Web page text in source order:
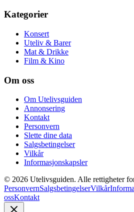
Kategorier
Konsert
Uteliv & Barer
Mat & Drikke
Film & Kino
Om oss
Om Utelivsguiden
Annonsering
Kontakt
Personvern
Slette dine data
Salgsbetingelser
Vilkår
Informasjonskapsler
© 2026 Utelivsguiden. Alle rettigheter
PersonvernSalgsbetingelserVilkår
ossKontakt